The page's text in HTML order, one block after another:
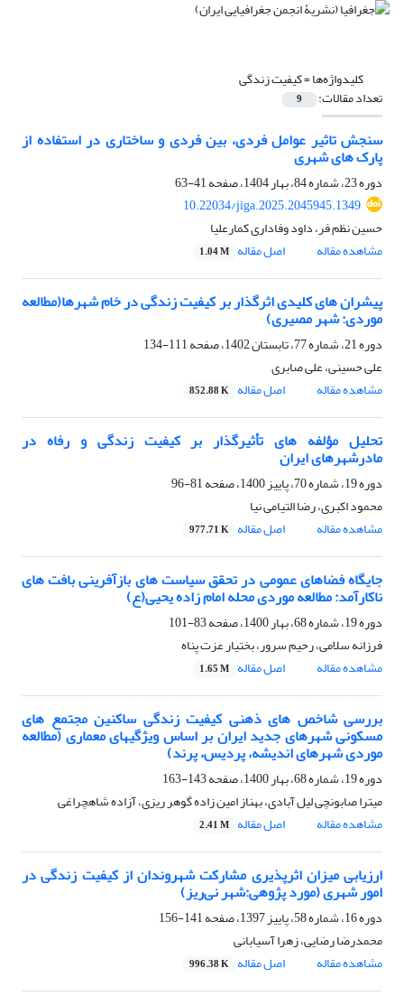
کلیدواژه‌ها =کیفیت زندگی
تعداد مقالات: 9
سنجش تاثیر عوامل فردی، بین فردی و ساختاری در استفاده از
پارک های شهری
دوره 23، شماره 84، بهار 1404، صفحه
41-63
10.22034/jiga.2025.2045945.1349
حسین نظم فر، داود وفاداری کمارعلیا
مشاهده مقاله
اصل مقاله 1.04 M
پیشران های کلیدی اثرگذار بر کیفیت زندگی در خام شهرها(مطالعه
موردی: شهر مصیری)
دوره 21، شماره 77، تابستان 1402، صفحه
111-134
علی حسینی، علی صابری
مشاهده مقاله
اصل مقاله 852.88 K
تحلیل مؤلفه های تأثیرگذار بر کیفیت زندگی و رفاه در
مادرشهرهای ایران
دوره 19، شماره 70، پاییز 1400، صفحه
81-96
محمود اکبری، رضا التیامی نیا
مشاهده مقاله
اصل مقاله 977.71 K
جایگاه فضاهای عمومی در تحقق سیاست های بازآفرینی بافت های
ناکارآمد: مطالعه موردی محله امام زاده یحیی(ع)
دوره 19، شماره 68، بهار 1400، صفحه
83-101
فرزانه سلامی، رحیم سرور، بختیار عزت پناه
مشاهده مقاله
اصل مقاله 1.65 M
بررسی شاخص های ذهنی کیفیت زندگی ساکنین مجتمع های
مسکونی شهرهای جدید ایران بر اساس ویژگیهای معماری (مطالعه
موردی شهرهای اندیشه، پردیس، پرند)
دوره 19، شماره 68، بهار 1400، صفحه
143-163
میترا صابونچی لیل آبادی، بهناز امین زاده گوهر ریزی، آزاده شاهچراغی
مشاهده مقاله
اصل مقاله 2.41 M
ارزیابی میزان اثرپذیری مشارکت شهروندان از کیفیت زندگی در
امور شهری (مورد پژوهی:شهر نی‌ریز)
دوره 16، شماره 58، پاییز 1397، صفحه
141-156
محمدرضا رضایی، زهرا آسیابانی
مشاهده مقاله
اصل مقاله 996.38 K